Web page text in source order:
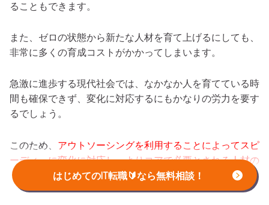
はじめてのIT転職🔰なら無料相談！
ることもできます。
また、ゼロの状態から新たな人材を育て上げるにしても、
非常に多くの育成コストがかかってしまいます。
急激に進歩する現代社会では、なかなか人を育てている時
間も確保できず、変化に対応するにもかなりの労力を要す
るでしょう。
このため、 アウトソーシングを利用することによってスピ
ーディーに変化に対応し、よりコアで必要とされる人材の
育成に集中することができるのです。